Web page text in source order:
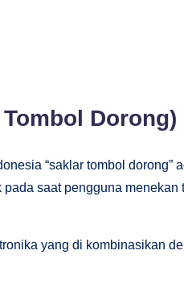
Dorong)
“saklar tombol dorong”
saat pengguna menekan
yang di kombinasikan